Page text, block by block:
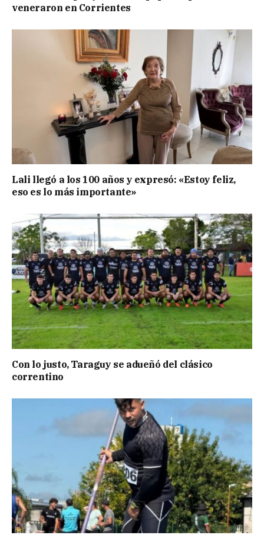
veneraron en Corrientes
Lali llegó a los 100 años y expresó: «Estoy feliz,
eso es lo más importante»
Con lo justo, Taraguy se adueñó del clásico
correntino